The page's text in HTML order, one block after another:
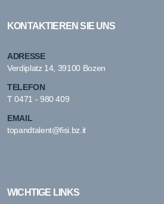
KONTAKTIEREN SIE UNS
ADRESSE
Verdiplatz 14, 39100 Bozen
TELEFON
T0471 - 980 409
EMAIL
topandtalent@fisi.bz.it
WICHTIGE LINKS